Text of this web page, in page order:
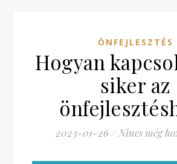
ÖNFEJLESZTÉS
Hogyan
siker az
2023-01-26 / Nincs még